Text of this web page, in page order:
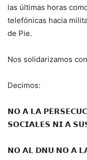
las últimas horas
telefónicas hacia
de Pie.
Nos solidarizamos
Decimos:
𝗡𝗢 𝗔 𝗟𝗔
𝗦𝗢𝗖𝗜𝗔𝗟𝗘𝗦 𝗡𝗜 𝗔
𝗡𝗢 𝗔𝗟 𝗗𝗡𝗨 𝗡𝗢 𝗔